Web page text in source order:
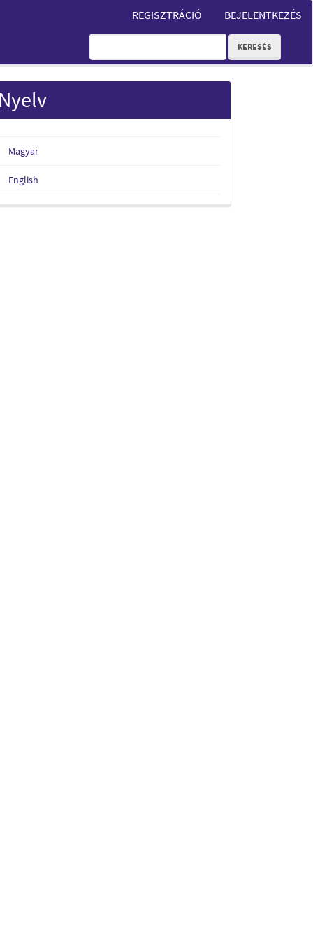
REGISZTRÁCIÓ BEJELENTKEZÉS
KERESÉS
Nyelv
Magyar
English